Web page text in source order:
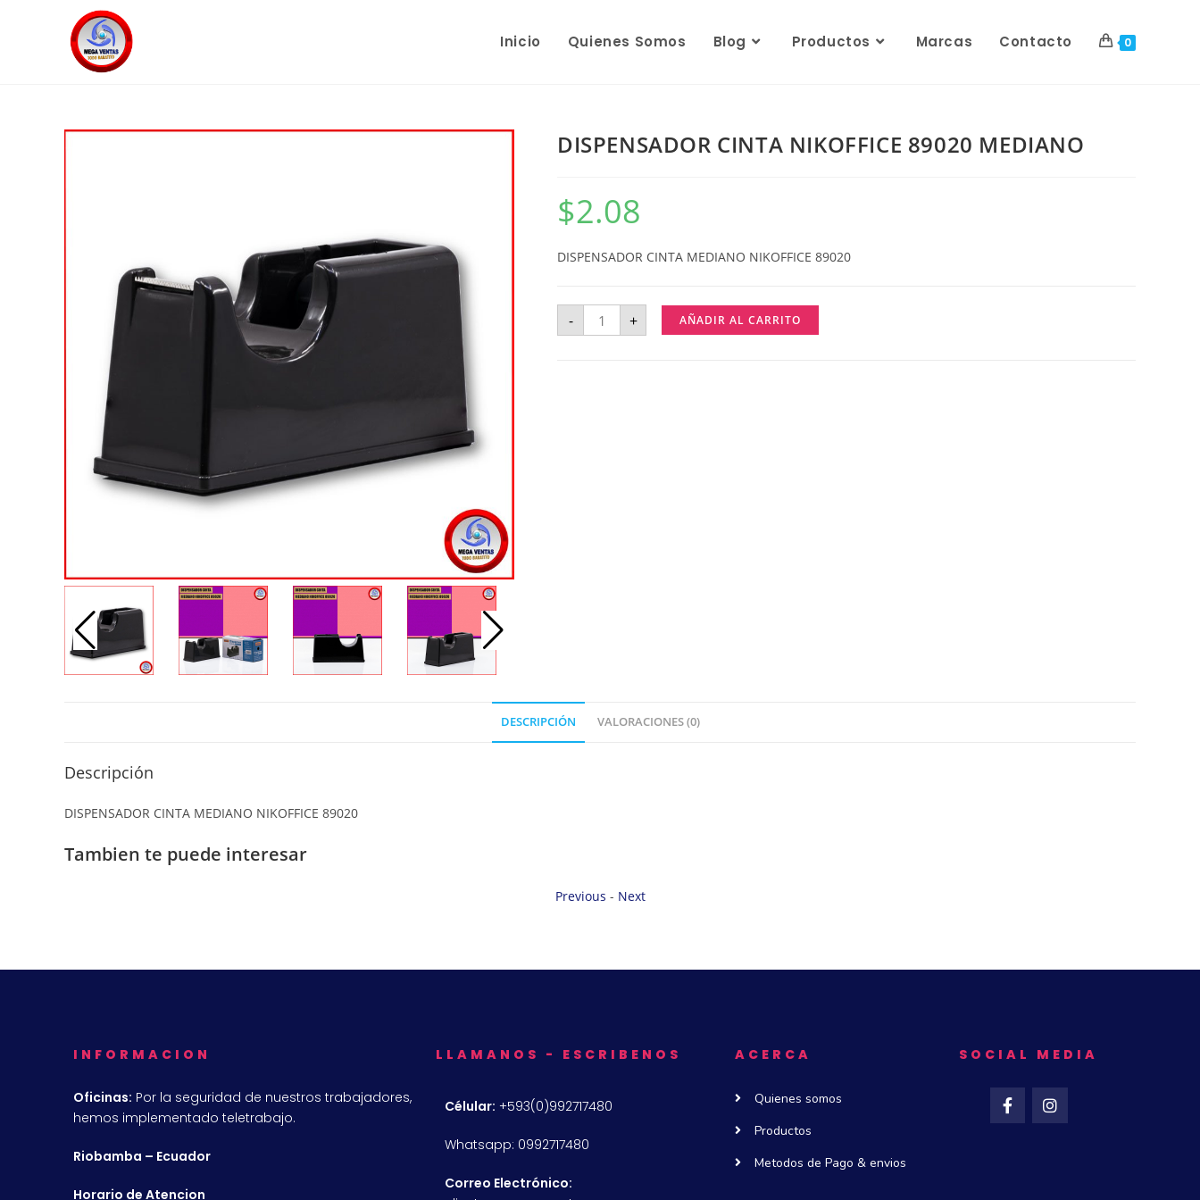
Inicio Quienes Somos Blog Productos Marcas Contacto 0
DISPENSADOR CINTA NIKOFFICE 89020 MEDIANO
$2.08
DISPENSADOR CINTA MEDIANO NIKOFFICE 89020
- + AÑADIR AL CARRITO
DESCRIPCIÓN VALORACIONES (0)
Descripción
DISPENSADOR CINTA MEDIANO NIKOFFICE 89020
Tambien te puede interesar
Previous - Next
INFORMACION
Oficinas: Por la seguridad de nuestros trabajadores,
hemos implementado teletrabajo.
Riobamba – Ecuador
Horario de Atencion
LLAMANOS - ESCRIBENOS
Célular: +593(0)992717480
Whatsapp: 0992717480
Correo Electrónico:
ACERCA
Quienes somos
Productos
Metodos de Pago & envios
SOCIAL MEDIA